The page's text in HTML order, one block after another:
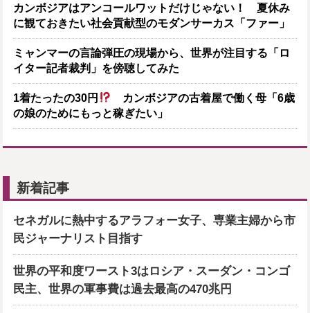
カンボジアはアンコールワットだけじゃない！ 夏休み
に観ておきたい社会貢献型のモダンサーカス「ファー」
ミャンマーの言論弾圧の現場から、世界が注目する「ロ
イター記者裁判」を傍聴してみた
1着たったの30円
カンボジアの古着屋で働く母「6歳
の娘のためにもっと稼ぎたい」
新着記事
セネガルに熱中するアラフォー女子、専業主婦から市
民ジャーナリスト目指す
世界の平和度ワースト3はロシア・スーダン・コンゴ
民主、世界の軍事費は過去最高の470兆円